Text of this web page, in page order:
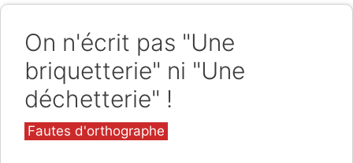
On n'écrit pas "Une
briquetterie" ni "Une
déchetterie" !
Catégories
Fautes d'orthographe